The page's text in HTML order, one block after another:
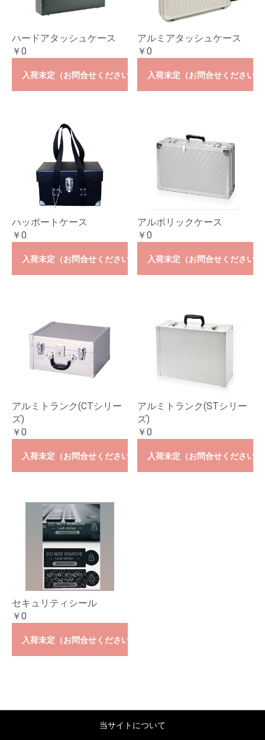
ハードアタッシュケース
￥0
入荷未定（お問合せください）
アルミアタッシュケース
￥0
入荷未定（お問合せください）
ハッポートケース
￥0
入荷未定（お問合せください）
アルポリックケース
￥0
入荷未定（お問合せください）
アルミトランク(CTシリー
ズ)
￥0
入荷未定（お問合せください）
アルミトランク(STシリー
ズ)
￥0
入荷未定（お問合せください）
セキュリティシール
￥0
入荷未定（お問合せください）
当サイトについて